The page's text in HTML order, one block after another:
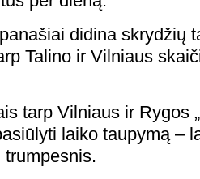
didina skrydžių
Talino ir Vilniaus
tarp Vilniaus ir Rygos
laiko taupymą –